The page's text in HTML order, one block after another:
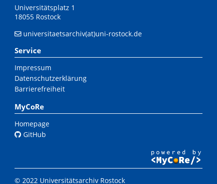
Universitätsplatz 1
18055 Rostock
universitaetsarchiv(at)uni-rostock.de
Service
Impressum
Datenschutzerklärung
Barrierefreiheit
MyCoRe
Homepage
GitHub
© 2022 Universitätsarchiv Rostock